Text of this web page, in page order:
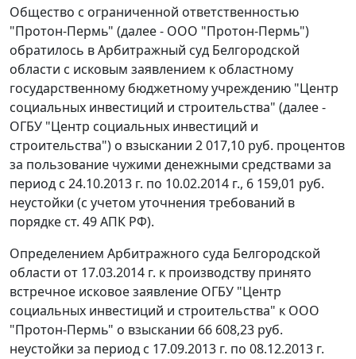
Общество с ограниченной ответственностью
"Протон-Пермь" (далее - ООО "Протон-Пермь")
обратилось в Арбитражный суд Белгородской
области с исковым заявлением к областному
государственному бюджетному учреждению "Центр
социальных инвестиций и строительства" (далее -
ОГБУ "Центр социальных инвестиций и
строительства") о взыскании 2 017,10 руб. процентов
за пользование чужими денежными средствами за
период с 24.10.2013 г. по 10.02.2014 г., 6 159,01 руб.
неустойки (с учетом уточнения требований в
порядке ст. 49АПК РФ).
Определением Арбитражного суда Белгородской
области от 17.03.2014 г. к производству принято
встречное исковое заявление ОГБУ "Центр
социальных инвестиций и строительства" к ООО
"Протон-Пермь" о взыскании 66 608,23 руб.
неустойки за период с 17.09.2013 г. по 08.12.2013 г.